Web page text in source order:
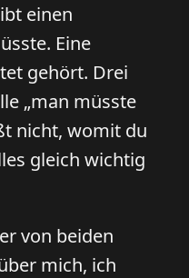
einen
Eine
gehört. Drei
„man müsste
nicht, womit du
gleich wichtig
von beiden
mich, ich